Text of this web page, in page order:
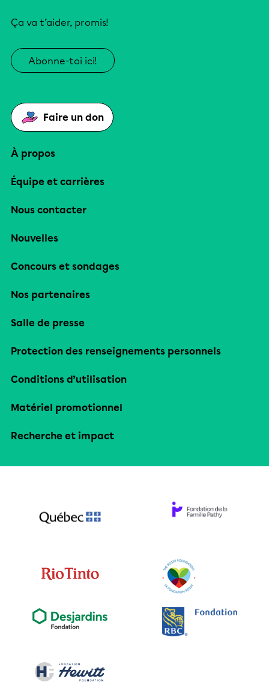
Ça va t’aider, promis!
Abonne-toi ici!
Faire un don
À propos
Équipe et carrières
Nous contacter
Nouvelles
Concours et sondages
Nos partenaires
Salle de presse
Protection des renseignements personnels
Conditions d’utilisation
Matériel promotionnel
Recherche et impact